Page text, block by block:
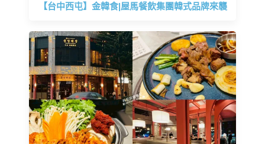
【台中西屯】金韓食|屋馬餐飲集團韓式品牌來襲